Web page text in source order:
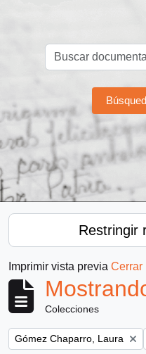
Restringir
Imprimir vista previa Cerrar
Colecciones
Remove filter:
Gómez Chaparro, Laura